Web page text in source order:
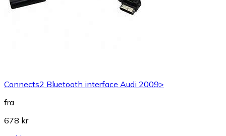
Connects2 Bluetooth interface Audi 2009>
fra
678 kr